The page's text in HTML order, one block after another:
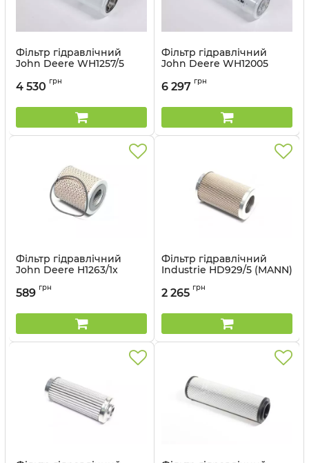
Фільтр гідравлічний
John Deere WH1257/5
Артикул: WH1257/5
4 530 грн
Фільтр гідравлічний
John Deere WH12005
Артикул:
6 297 грн
Фільтр гідравлічний
John Deere H1263/1x
Артикул:
589 грн
Фільтр гідравлічний
Industrie HD929/5 (MANN)
2 265 грн